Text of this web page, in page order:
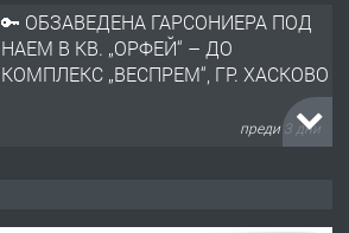
НАПЪЛНО ОБЗАВЕДЕН И
ОБОРУДВАН ТРИСТАЕН
АПАРТАМЕНТ В ЦЕНТЪРА НА ГР.
преди 4 дни